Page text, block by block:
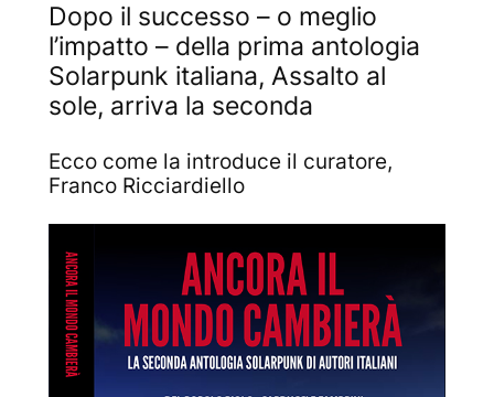
Dopo il successo – o meglio
l’impatto – della prima antologia
Solarpunk italiana, Assalto al
sole, arriva la seconda
Ecco come la introduce il curatore,
Franco Ricciardiello